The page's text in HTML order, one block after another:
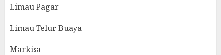
Limau Pagar
Limau Telur Buaya
Markisa